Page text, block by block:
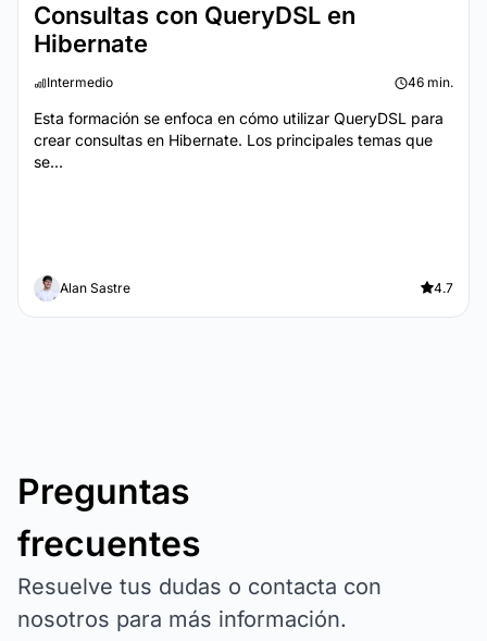
Consultas con QueryDSL en
Hibernate
Intermedio 46 min.
Esta formación se enfoca en cómo utilizar QueryDSL para
crear consultas en Hibernate. Los principales temas que
se...
Alan Sastre 4.7
Preguntas
frecuentes
Resuelve tus dudas o contacta con
nosotros para más información.